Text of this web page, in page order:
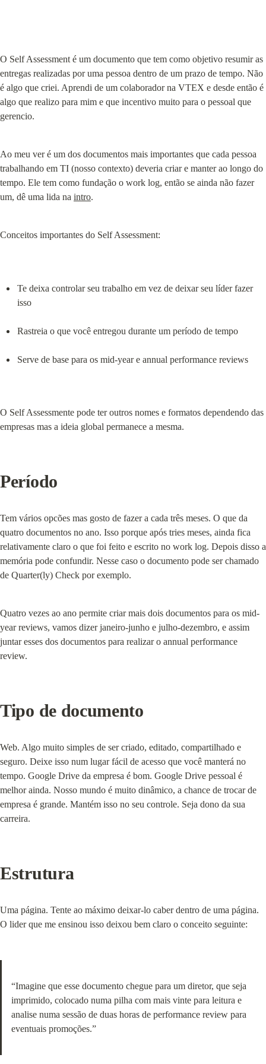
O Self Assessment é um documento que tem como objetivo resumir as
entregas realizadas por uma pessoa dentro de um prazo de tempo. Não
é algo que criei. Aprendi de um colaborador na VTEX e desde então é
algo que realizo para mim e que incentivo muito para o pessoal que
gerencio.
Ao meu ver é um dos documentos mais importantes que cada pessoa
trabalhando em TI (nosso contexto) deveria criar e manter ao longo do
tempo. Ele tem como fundação o work log, então se ainda não fazer
um, dê uma lida na intro.
Conceitos importantes do Self Assessment:
Te deixa controlar seu trabalho em vez de deixar seu líder fazer
isso
Rastreia o que você entregou durante um período de tempo
Serve de base para os mid-year e annual performance reviews
O Self Assessmente pode ter outros nomes e formatos dependendo das
empresas mas a ideia global permanece a mesma.
Período
Tem vários opcões mas gosto de fazer a cada três meses. O que da
quatro documentos no ano. Isso porque após tries meses, ainda fica
relativamente claro o que foi feito e escrito no work log. Depois disso a
memória pode confundir. Nesse caso o documento pode ser chamado
de Quarter(ly) Check por exemplo.
Quatro vezes ao ano permite criar mais dois documentos para os mid-
year reviews, vamos dizer janeiro-junho e julho-dezembro, e assim
juntar esses dos documentos para realizar o annual performance
review.
Tipo de documento
Web. Algo muito simples de ser criado, editado, compartilhado e
seguro. Deixe isso num lugar fácil de acesso que você manterá no
tempo. Google Drive da empresa é bom. Google Drive pessoal é
melhor ainda. Nosso mundo é muito dinâmico, a chance de trocar de
empresa é grande. Mantém isso no seu controle. Seja dono da sua
carreira.
Estrutura
Uma página. Tente ao máximo deixar-lo caber dentro de uma página.
O lider que me ensinou isso deixou bem claro o conceito seguinte:
“Imagine que esse documento chegue para um diretor, que seja
imprimido, colocado numa pilha com mais vinte para leitura e
analise numa sessão de duas horas de performance review para
eventuais promoções.”